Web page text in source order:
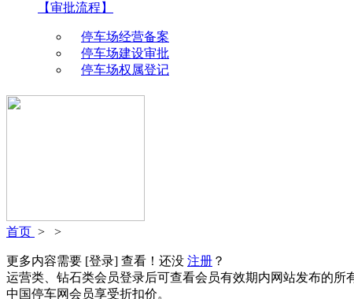
【审批流程】
停车场经营备案
停车场建设审批
停车场权属登记
首页 > >
更多内容需要 [登录] 查看！还没 注册 ？
运营类、钻石类会员登录后可查看会员有效期内网站发布的所
中国停车网会员享受折扣价。